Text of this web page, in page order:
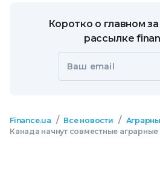
Коротко о главном
рассылке
Ваш email
Finance.ua / Все новости /
Канада начнут совместные аграрные